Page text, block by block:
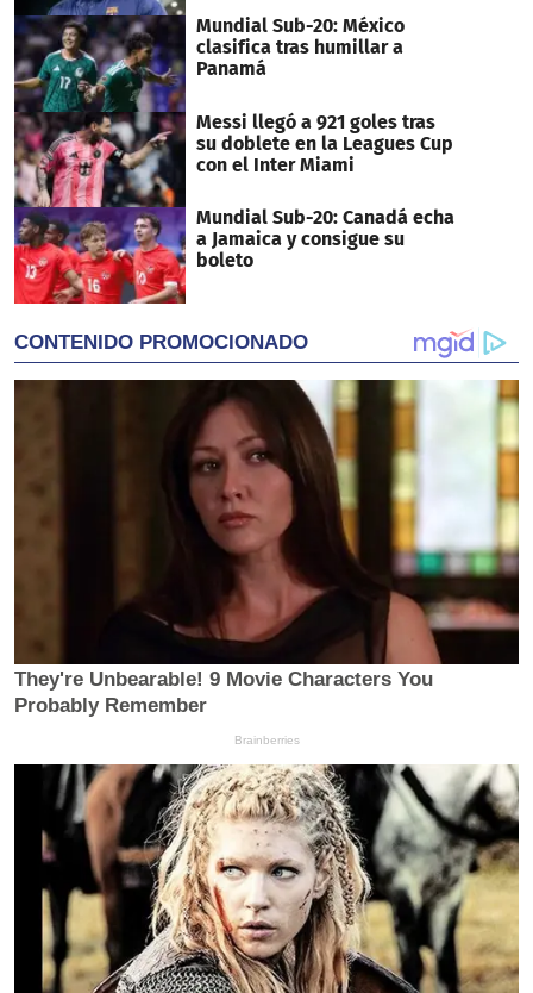
Mundial Sub-20: México
clasifica tras humillar a
Panamá
Messi llegó a 921 goles tras
su doblete en la Leagues Cup
con el Inter Miami
Mundial Sub-20: Canadá echa
a Jamaica y consigue su
boleto